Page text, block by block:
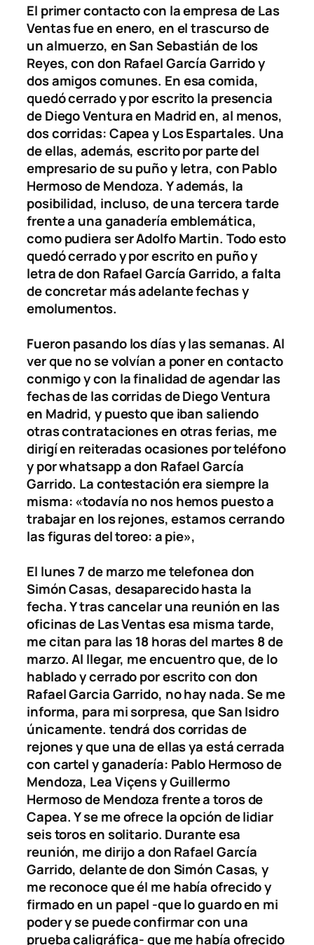
El primer contacto con la empresa de Las
Ventas fue en enero, en el trascurso de
un almuerzo, en San Sebastián de los
Reyes, con don Rafael García Garrido y
dos amigos comunes. En esa comida,
quedó cerrado y por escrito la presencia
de Diego Ventura en Madrid en, al menos,
dos corridas: Capea y Los Espartales. Una
de ellas, además, escrito por parte del
empresario de su puño y letra, con Pablo
Hermoso de Mendoza. Y además, la
posibilidad, incluso, de una tercera tarde
frente a una ganadería emblemática,
como pudiera ser Adolfo Martin. Todo esto
quedó cerrado y por escrito en puño y
letra de don Rafael García Garrido, a falta
de concretar más adelante fechas y
emolumentos.
Fueron pasando los días y las semanas. Al
ver que no se volvían a poner en contacto
conmigo y con la finalidad de agendar las
fechas de las corridas de Diego Ventura
en Madrid, y puesto que iban saliendo
otras contrataciones en otras ferias, me
dirigí en reiteradas ocasiones por teléfono
y por whatsapp a don Rafael García
Garrido. La contestación era siempre la
misma: «todavía no nos hemos puesto a
trabajar en los rejones, estamos cerrando
las figuras del toreo: a pie»,
El lunes 7 de marzo me telefonea don
Simón Casas, desaparecido hasta la
fecha. Y tras cancelar una reunión en las
oficinas de Las Ventas esa misma tarde,
me citan para las 18 horas del martes 8 de
marzo. Al llegar, me encuentro que, de lo
hablado y cerrado por escrito con don
Rafael Garcia Garrido, no hay nada. Se me
informa, para mi sorpresa, que San Isidro
únicamente. tendrá dos corridas de
rejones y que una de ellas ya está cerrada
con cartel y ganadería: Pablo Hermoso de
Mendoza, Lea Viçens y Guillermo
Hermoso de Mendoza frente a toros de
Capea. Y se me ofrece la opción de lidiar
seis toros en solitario. Durante esa
reunión, me dirijo a don Rafael García
Garrido, delante de don Simón Casas, y
me reconoce que él me había ofrecido y
firmado en un papel -que lo guardo en mi
poder y se puede confirmar con una
prueba caligráfica- que me había ofrecido